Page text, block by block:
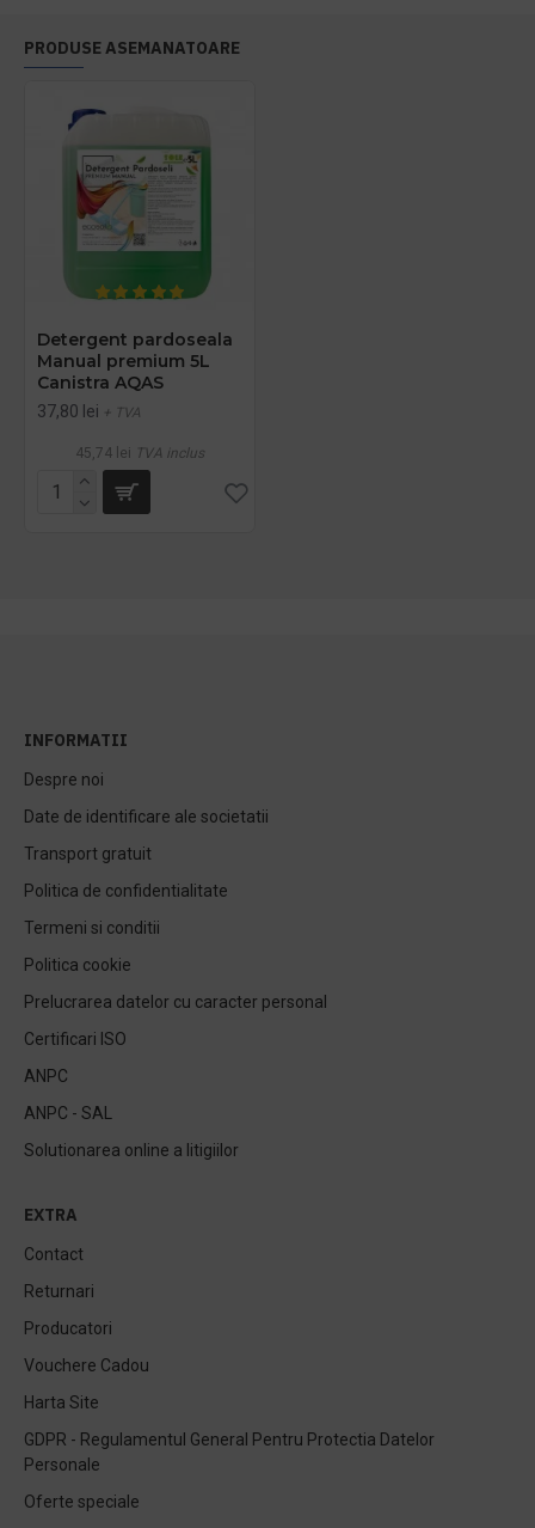
PRODUSE ASEMANATOARE
Detergent pardoseala
Manual premium 5L
Canistra AQAS
37,80 lei + TVA
45,74 lei TVA inclus
INFORMATII
Despre noi
Date de identificare ale societatii
Transport gratuit
Politica de confidentialitate
Termeni si conditii
Politica cookie
Prelucrarea datelor cu caracter personal
Certificari ISO
ANPC
ANPC - SAL
Solutionarea online a litigiilor
EXTRA
Contact
Returnari
Producatori
Vouchere Cadou
Harta Site
GDPR - Regulamentul General Pentru Protectia Datelor
Personale
Oferte speciale